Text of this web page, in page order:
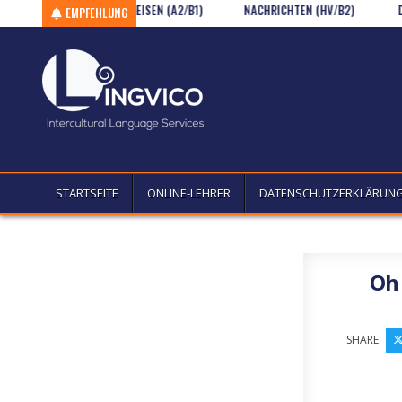
Skip to contentEMPFEHLUNG
WORTSCHATZ – REISEN (A2/B1) NACHRICHTEN (HV/B2) DIE
STARTSEITE ONLINE-LEHRER
SHARE: